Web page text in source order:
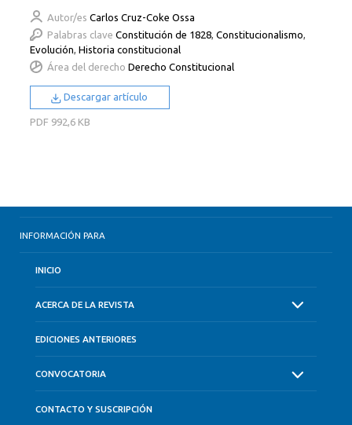
Autor/es Carlos Cruz-Coke Ossa
Palabras clave Constitución de 1828,Constitucionalismo,
Evolución,Historia constitucional
Área del derecho Derecho Constitucional
Descargar artículo
PDF 992,6 KB
INFORMACIÓN PARA
INICIO
ACERCA DE LA REVISTA
EDICIONES ANTERIORES
CONVOCATORIA
CONTACTO Y SUSCRIPCIÓN